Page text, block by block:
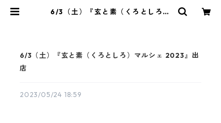
6/3（土）『玄と素（くろとしろ）
6/3（土）『玄と素（くろとしろ）マルシェ 2023』出
店
2023/05/24 18:59